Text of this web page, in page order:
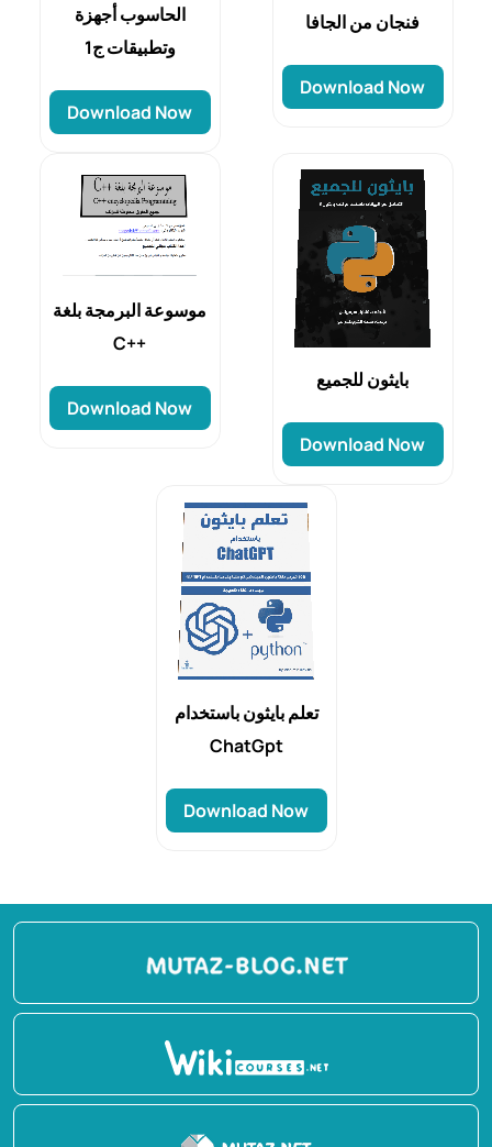
الحاسوب أجهزة
وتطبيقات ج1
Download Now
فنجان من الجافا
Download Now
موسوعة البرمجة بلغة
C++
Download Now
بايثون للجميع
Download Now
تعلم بايثون باستخدام
ChatGpt
Download Now